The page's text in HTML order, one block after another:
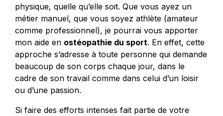
physique, quelle qu’elle soit. Que vous ayez un
métier manuel, que vous soyez athlète (amateur
comme professionnel), je pourrai vous apporter
mon aide en ostéopathie du sport. En effet, cette
approche s’adresse à toute personne qui demande
beaucoup de son corps chaque jour, dans le
cadre de son travail comme dans celui d’un loisir
ou d’une passion.
Si faire des efforts intenses fait partie de votre